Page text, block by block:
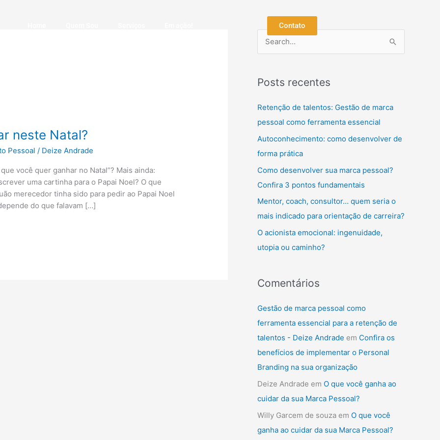
Contato
neste Natal?
Pessoal / Deize Andrade
você quer ganhar no Natal”? Mais ainda:
uma cartinha para o Papai Noel? O que
merecedor tinha sido para pedir ao Papai Noel
do que falavam […]
q
u
p
o
r
:
Posts recentes
Retenção de talentos: Gestão de marca
pessoal como ferramenta essencial
Autoconhecimento: como desenvolver de
forma prática
Como desenvolver sua marca pessoal?
Confira 3 pontos fundamentais
Mentor, coach, consultor… quem seria o
mais indicado para orientação de carreira?
O acionista emocional: ingenuidade,
utopia ou caminho?
Comentários
Gestão de marca pessoal como
ferramenta essencial para a retenção de
talentos - Deize Andrade em Confira os
benefícios de implementar o Personal
Branding na sua organização
Deize Andrade em O que você ganha ao
cuidar da sua Marca Pessoal?
Willy Garcem de souza em O que você
ganha ao cuidar da sua Marca Pessoal?